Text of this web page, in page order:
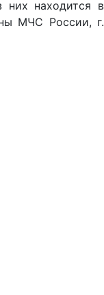
них находится в
МЧС России, г.